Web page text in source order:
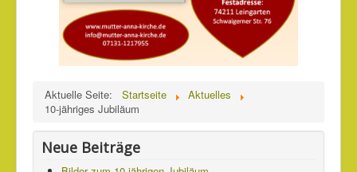
Aktuelle Seite: Startseite
Aktuelles
10-jähriges Jubiläum
Neue Beiträge